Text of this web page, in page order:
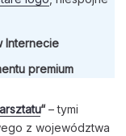
Internecie
premium
“ – tymi
z województwa